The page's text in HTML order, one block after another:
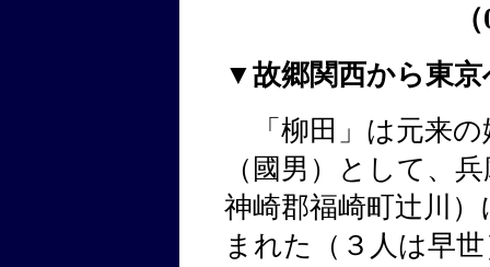
▼故郷関西から東京
「柳田」は元来の
（國男）として、
神崎郡福崎町辻川
まれた（３人は早